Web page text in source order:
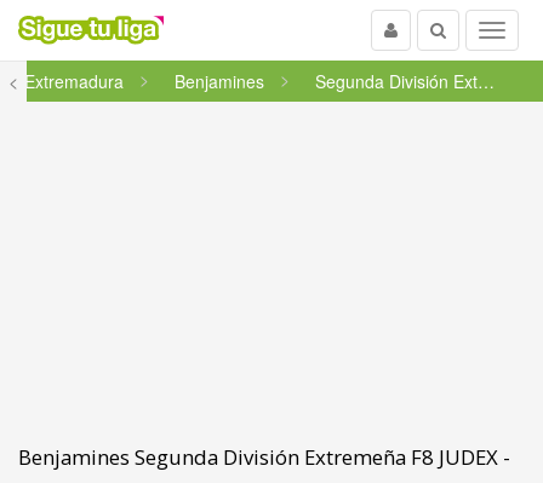
Menu
Buscar
Usuario
< Extremadura Benjamines Segunda División Extremeña F...
Benjamines Segunda División Extremeña F8 JUDEX -